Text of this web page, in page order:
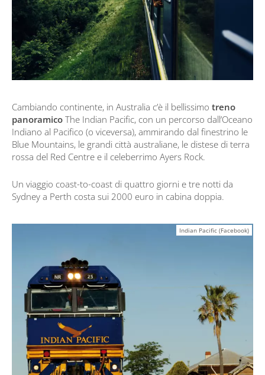
Cambiando continente, in Australia c’è il bellissimo treno
panoramico The Indian Pacific, con un percorso dall’Oceano
Indiano al Pacifico (o viceversa), ammirando dal finestrino le
Blue Mountains, le grandi città australiane, le distese di terra
rossa del Red Centre e il celeberrimo Ayers Rock.
Un viaggio coast-to-coast di quattro giorni e tre notti da
Sydney a Perth costa sui 2000 euro in cabina doppia.
Indian Pacific (Facebook)